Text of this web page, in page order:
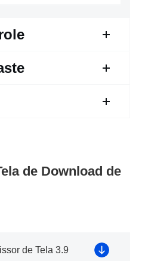
de Download de
de Tela 3.9